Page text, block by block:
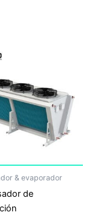
& evaporador
de